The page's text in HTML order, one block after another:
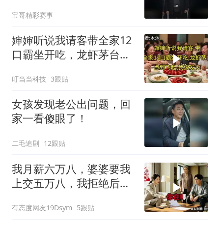
宝哥精彩赛事
婶婶听说我请客带全家12
口霸坐开吃，龙虾茅台点
叮当当科技 3跟贴
女孩发现老公出问题，回
家一看傻眼了！
二毛追剧 12跟贴
我月薪六万八，婆婆要我
上交五万八，我拒绝后她
离婚
有态度网友19Dsym 5跟贴